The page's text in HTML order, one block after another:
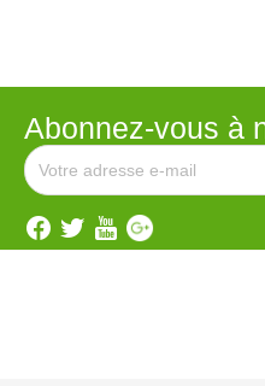
Abonnez-vous à